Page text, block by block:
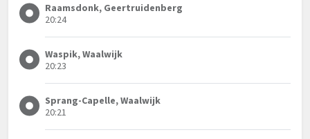
Raamsdonk, Geertruidenberg
20:24
Waspik, Waalwijk
20:23
Sprang-Capelle, Waalwijk
20:21